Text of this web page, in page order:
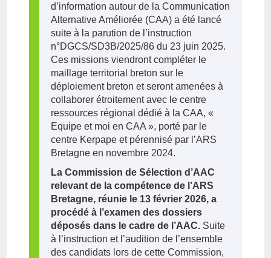
d’information autour de la Communication
Alternative Améliorée (CAA) a été lancé
suite à la parution de l’instruction
n°DGCS/SD3B/2025/86 du 23 juin 2025.
Ces missions viendront compléter le
maillage territorial breton sur le
déploiement breton et seront amenées à
collaborer étroitement avec le centre
ressources régional dédié à la CAA, «
Equipe et moi en CAA », porté par le
centre Kerpape et pérennisé par l’ARS
Bretagne en novembre 2024.
La Commission de Sélection d’AAC
relevant de la compétence de l’ARS
Bretagne, réunie le 13 février 2026, a
procédé à l’examen des dossiers
déposés dans le cadre de l’AAC. Suite
à l’instruction et l’audition de l’ensemble
des candidats lors de cette Commission,